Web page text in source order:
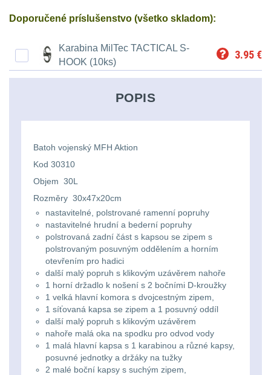
Kontakty
Objednávky
lm
510
-
1000
2000
Nad
2000
Svítilny
AA/AAA/14500
Dětské
Brašne
tašky
Ledvinky
Duffle
Univerzalní
tašky
Přepravne
tašky
zbraniam
Popruhy
a
oční
reliéf
vzdálenosti
Multi-
range
Krátka
střední
vzdálenost
Monokuláry
Príslušenstvo
a
pláštěnky
šátky
Chrániče
sluchu
Nášivky
Ostatní
AA/AAA/14500 Li-Ion
baterie3
baterie3
Svítilny pro 26650
baterie1
Svítilny pro CR123A
nebo Li-ion 16340
baterie5
Čelové svetlá - čelovky3
Taktické svietidlá10
Lucerny a kempingové
1
Doporučené príslušenstvo (všetko skladom):
Karabina MilTec TACTICAL S-
HOOK (10ks)
3.95 €
POPIS
Batoh vojenský MFH Aktion
Kod 30310
Objem 30L
Rozměry 30x47x20cm
nastavitelné, polstrované ramenní popruhy
nastavitelné hrudní a bederní popruhy
polstrovaná zadní část s kapsou se zipem s
polstrovaným posuvným oddělením a horním
otevřením pro hadici
další malý popruh s klikovým uzávěrem nahoře
1 horní držadlo k nošení s 2 bočními D-kroužky
1 velká hlavní komora s dvojcestným zipem,
1 síťovaná kapsa se zipem a 1 posuvný oddíl
další malý popruh s klikovým uzávěrem
nahoře malá oka na spodku pro odvod vody
1 malá hlavní kapsa s 1 karabinou a různé kapsy,
posuvné jednotky a držáky na tužky
2 malé boční kapsy s suchým zipem,